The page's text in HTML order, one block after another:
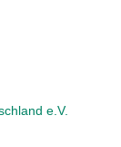
e.V.